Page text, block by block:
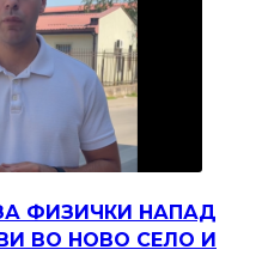
ФИЗИЧКИ НАПАД
ВО НОВО СЕЛО И